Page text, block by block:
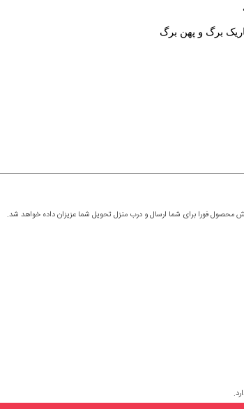
برگ و پهن برگ
محصول فورا برای شما ارسال و درب منزل تحویل شما عزیزان داده خواهد شد.